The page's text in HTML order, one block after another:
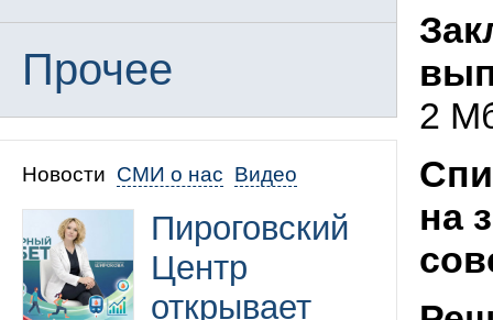
Прочее
Новости СМИ о нас Видео
Пироговский
Центр
открывает
2
на